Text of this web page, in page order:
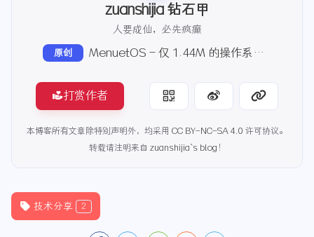
zuanshijia 钻石甲
人要成仙，必先疯癫
原创 MenuetOS - 仅 1.44M 的操作系统体验及感受
打赏作者
本博客所有文章除特别声明外，均采用 CC BY-NC-SA 4.0 许可协议。
转载请注明来自 zuanshijia`s blog ！
技术分享 2